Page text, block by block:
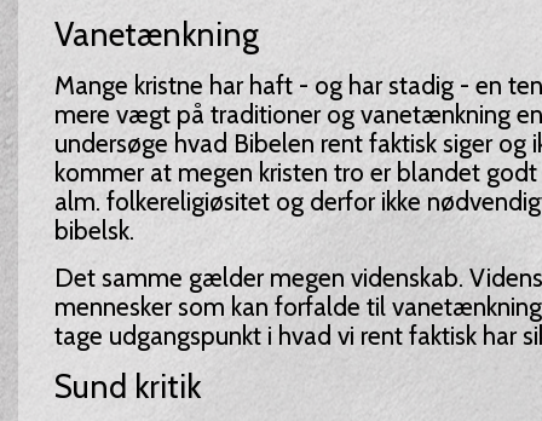
Vanetænkning
Mange kristne har haft - og har stadig - en
mere vægt på traditioner og vanetænkning
undersøge hvad Bibelen rent faktisk siger og
kommer at megen kristen tro er blandet
alm. folkereligiøsitet og derfor ikke
bibelsk.
Det samme gælder megen videnskab.
mennesker som kan forfalde til
tage udgangspunkt i hvad vi rent faktisk har
Sund kritik